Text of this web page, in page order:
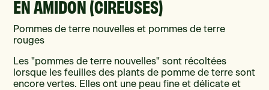
Pommes de terre nouvelles et pommes de terre
rouges
Les "pommes de terre nouvelles" sont récoltées
lorsque les feuilles des plants de pomme de terre sont
encore vertes. Elles ont une peau fine et délicate et